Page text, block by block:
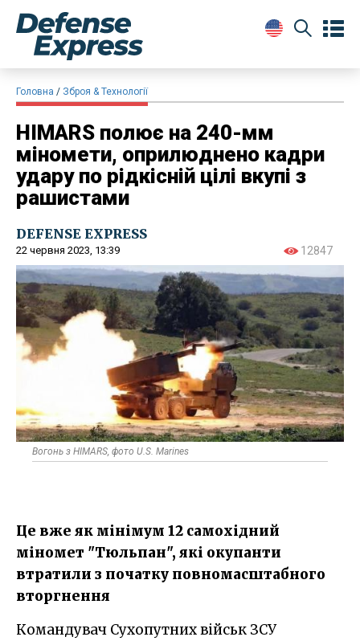
Головна Зброя & Технології
HIMARS полює на 240-мм
міномети, оприлюднено кадри
удару по рідкісній цілі вкупі з
рашистами
DEFENSE EXPRESS
22 червня 2023, 13:39 12847
Вогонь з HIMARS, фото U.S. Marines
Це вже як мінімум 12 самохідний
міномет "Тюльпан", які окупанти
втратили з початку повномасштабного
вторгнення
Командувач Сухопутних військ ЗСУ